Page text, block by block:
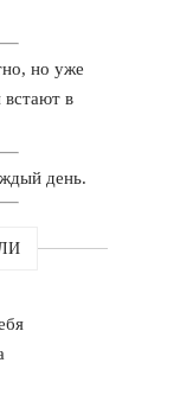
но уже
встают в
день.